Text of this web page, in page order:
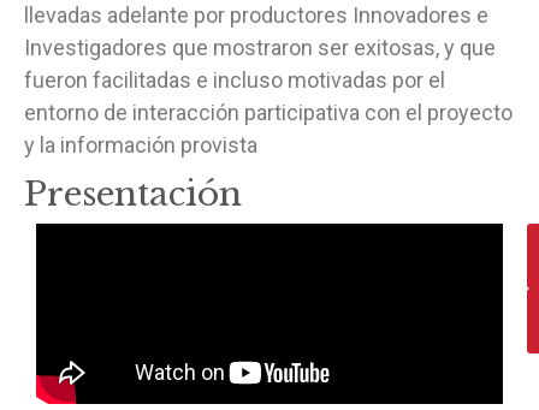
llevadas adelante por productores Innovadores e
Investigadores que mostraron ser exitosas, y que
fueron facilitadas e incluso motivadas por el
entorno de interacción participativa con el proyecto
y la información provista
Presentación